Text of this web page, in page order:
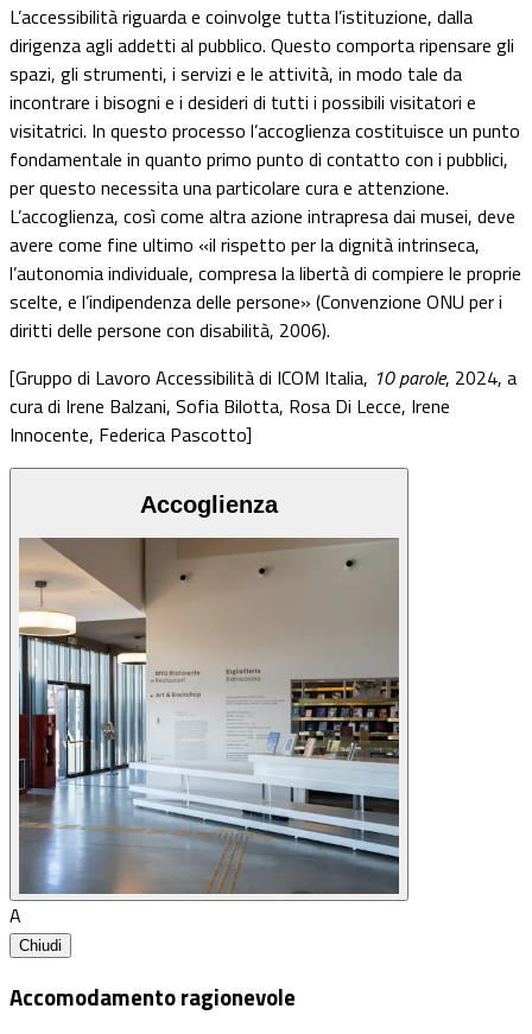
L’accessibilità riguarda e coinvolge tutta l’istituzione, dalla
dirigenza agli addetti al pubblico. Questo comporta ripensare gli
spazi, gli strumenti, i servizi e le attività, in modo tale da
incontrare i bisogni e i desideri di tutti i possibili visitatori e
visitatrici. In questo processo l’accoglienza costituisce un punto
fondamentale in quanto primo punto di contatto con i pubblici,
per questo necessita una particolare cura e attenzione.
L’accoglienza, così come altra azione intrapresa dai musei, deve
avere come fine ultimo «il rispetto per la dignità intrinseca,
l’autonomia individuale, compresa la libertà di compiere le proprie
scelte, e l’indipendenza delle persone» (Convenzione ONU per i
diritti delle persone con disabilità, 2006).
[Gruppo di Lavoro Accessibilità di ICOM Italia, 10 parole, 2024, a
cura di Irene Balzani, Sofia Bilotta, Rosa Di Lecce, Irene
Innocente, Federica Pascotto]
Accoglienza
A
Chiudi
Accomodamento ragionevole